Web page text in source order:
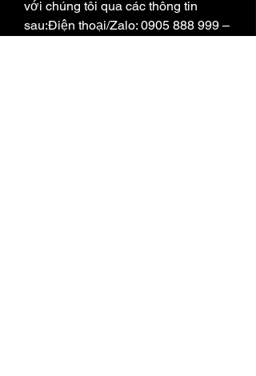
với chúng tôi qua các thông tin
sau:Điện thoại/Zalo: 0905 888 999 –